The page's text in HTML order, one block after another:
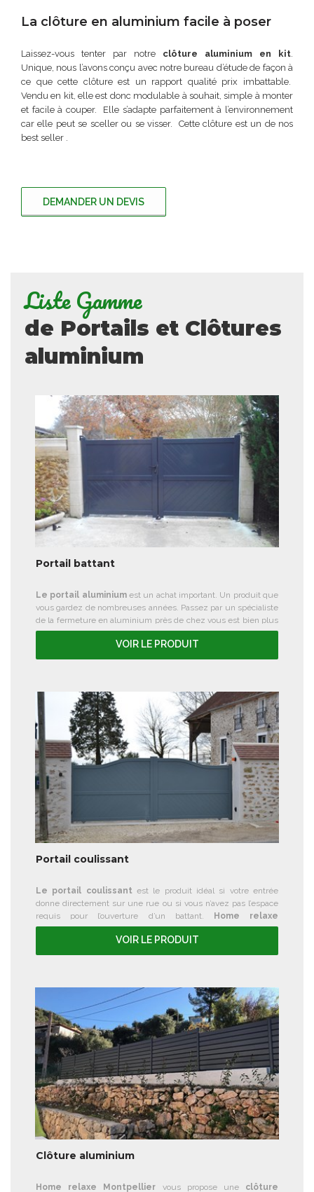
La clôture en aluminium facile à poser
Laissez-vous tenter par notre clôture aluminium en kit
Unique, nous l’avons conçu avec notre bureau d’étude de façon à
ce que cette clôture est un rapport qualité prix imbattable.
Vendu en kit, elle est donc modulable à souhait, simple à monter
et facile à couper. Elle s’adapte parfaitement à l’environnement
car elle peut se sceller ou se visser. Cette clôture est un de nos
best seller .
DEMANDER UN DEVIS
Liste Gamme
de Portails et Clôtures
aluminium
Portail battant
Le portail aluminium est un achat important. Un produit que
vous gardez de nombreuses années. Passez par un spécialiste
de la fermeture en aluminium près de chez vous est bien plus
pratique.Home relaxe MONTPELLIERest à votre service
pour la fourniture et pose de votreportail battant alu.
VOIR LE PRODUIT
Portail coulissant
Le portail coulissant est le produit idéal si votre entrée
donne directement sur une rue ou si vous n’avez pas l’espace
requis pour l’ouverture d’un battant.
Home relaxe
MONTPELLIERvous propose une gamme deportail
coulissant sur mesurepouvant être motorisée.
VOIR LE PRODUIT
Clôture aluminium
Home relaxe Montpellier vous propose une clôture